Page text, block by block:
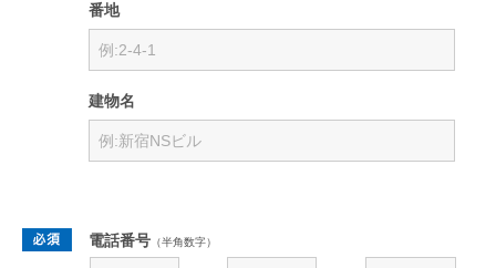
番地
建物名
電話番号 （半角数字）